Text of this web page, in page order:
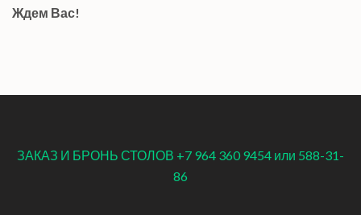
Ждем Вас!
ЗАКАЗ И БРОНЬ СТОЛОВ +7 964 360 9454 или 588-31-
86